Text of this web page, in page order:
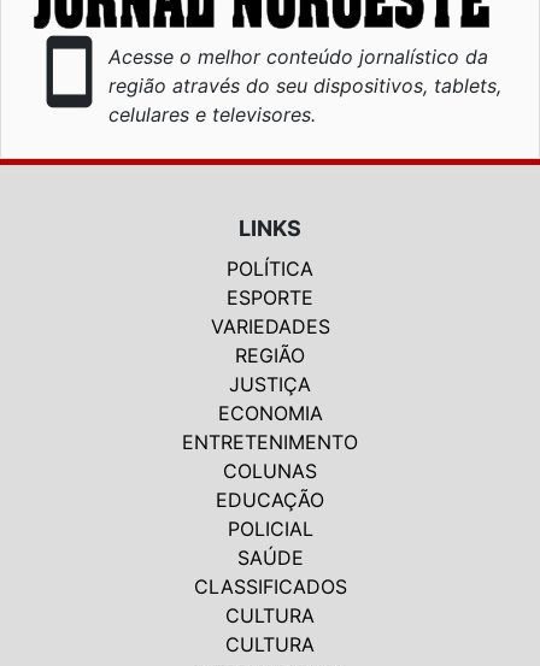
smartphone
Acesse o melhor conteúdo jornalístico da
região através do seu dispositivos, tablets,
celulares e televisores.
LINKS
POLÍTICA
ESPORTE
VARIEDADES
REGIÃO
JUSTIÇA
ECONOMIA
ENTRETENIMENTO
COLUNAS
EDUCAÇÃO
POLICIAL
SAÚDE
CLASSIFICADOS
CULTURA
CULTURA